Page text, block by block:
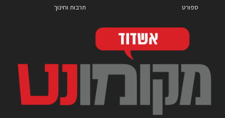
ספורט
תרבות וחינוך